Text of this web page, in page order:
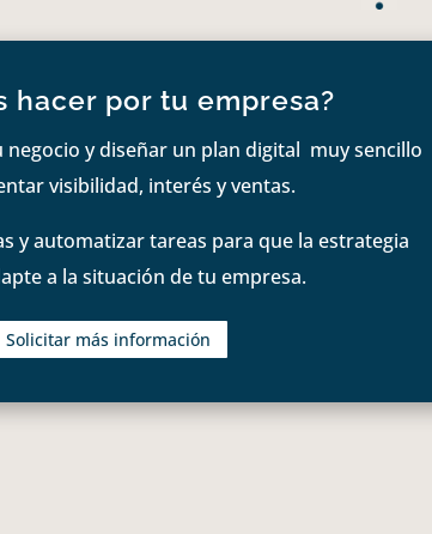
hacer por tu empresa?
y diseñar un plan digital muy sencillo
visibilidad, interés y ventas.
y automatizar tareas para que la estrategia
a la situación de tu empresa.
Solicitar más información